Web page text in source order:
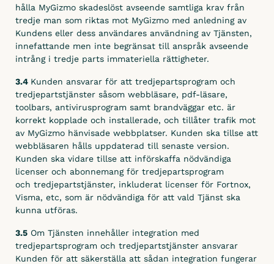
hålla MyGizmo skadeslöst avseende samtliga krav från
tredje man som riktas mot MyGizmo med anledning av
Kundens eller dess användares användning av Tjänsten,
innefattande men inte begränsat till anspråk avseende
intrång i tredje parts immateriella rättigheter.
3.4 Kunden ansvarar för att tredjepartsprogram och
tredjepartstjänster såsom webbläsare, pdf-läsare,
toolbars, antivirusprogram samt brandväggar etc. är
korrekt kopplade och installerade, och tillåter trafik mot
av MyGizmo hänvisade webbplatser. Kunden ska tillse att
webbläsaren hålls uppdaterad till senaste version.
Kunden ska vidare tillse att införskaffa nödvändiga
licenser och abonnemang för tredjepartsprogram
och tredjepartstjänster, inkluderat licenser för Fortnox,
Visma, etc, som är nödvändiga för att vald Tjänst ska
kunna utföras.
3.5 Om Tjänsten innehåller integration med
tredjepartsprogram och tredjepartstjänster ansvarar
Kunden för att säkerställa att sådan integration fungerar